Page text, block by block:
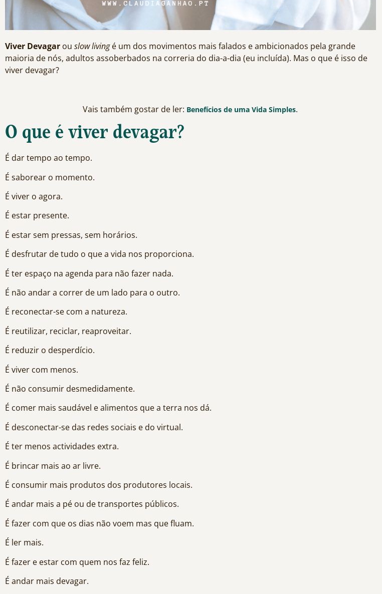
Viver Devagar ou slow livingé um dos movimentos mais falados e ambicionados pela grande
maioria de nós, adultos assoberbados na correria do dia-a-dia (eu incluída). Mas o que é isso de
viver devagar?
Vais também gostar de ler: Benefícios de uma Vida Simples.
O que é viver devagar?
É dar tempo ao tempo.
É saborear o momento.
É viver o agora.
É estar presente.
É estar sem pressas, sem horários.
É desfrutar de tudo o que a vida nos proporciona.
É ter espaço na agenda para não fazer nada.
É não andar a correr de um lado para o outro.
É reconectar-se com a natureza.
É reutilizar, reciclar, reaproveitar.
É reduzir o desperdício.
É viver com menos.
É não consumir desmedidamente.
É comer mais saudável e alimentos que a terra nos dá.
É desconectar-se das redes sociais e do virtual.
É ter menos actividades extra.
É brincar mais ao ar livre.
É consumir mais produtos dos produtores locais.
É andar mais a pé ou de transportes públicos.
É fazer com que os dias não voem mas que fluam.
É ler mais.
É fazer e estar com quem nos faz feliz.
É andar mais devagar.